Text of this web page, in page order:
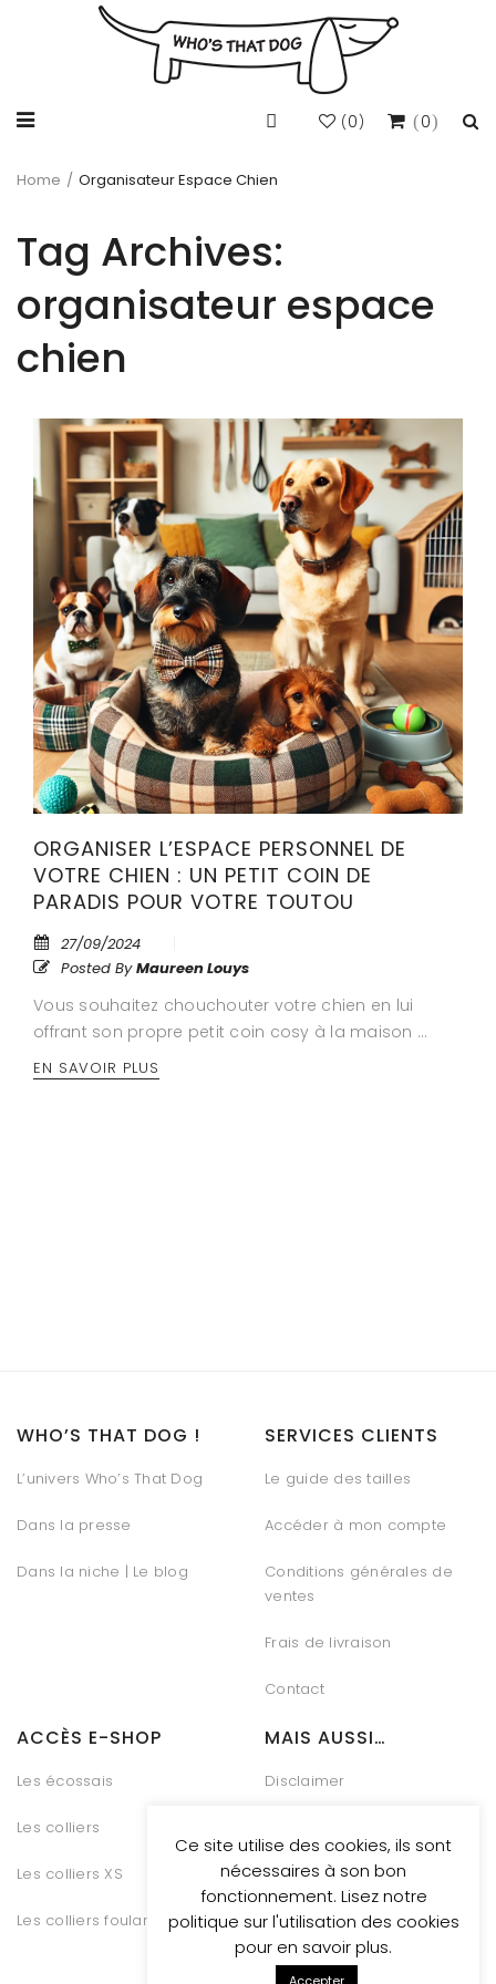
0
(0)
Home / Organisateur Espace Chien
Tag Archives:
organisateur espace
chien
ORGANISER L’ESPACE PERSONNEL DE
VOTRE CHIEN : UN PETIT COIN DE
PARADIS POUR VOTRE TOUTOU
27/09/2024
Posted ByMaureen Louys
Vous souhaitez chouchouter votre chien en lui
offrant son propre petit coin cosy à la maison …
EN SAVOIR PLUS
WHO’S THAT DOG !
L’univers Who’s That Dog
Dans la presse
Dans la niche | Le blog
SERVICES CLIENTS
Le guide des tailles
Accéder à mon compte
Conditions générales de
ventes
Frais de livraison
Contact
ACCÈS E-SHOP
Les écossais
Les colliers
Les colliers XS
Les colliers foulards
MAIS AUSSI…
Disclaimer
Gestion des Cookies
Conditions générales de
vente
Ce site utilise des cookies, ils sont
nécessaires à son bon
fonctionnement. Lisez notre
politique sur l'utilisation des cookies
pour en savoir plus.